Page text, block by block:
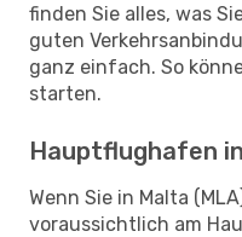
finden Sie alles, was
guten
ganz einfach. So
starten.
Hauptflughafen
Wenn Sie in Malta
voraussichtlich am